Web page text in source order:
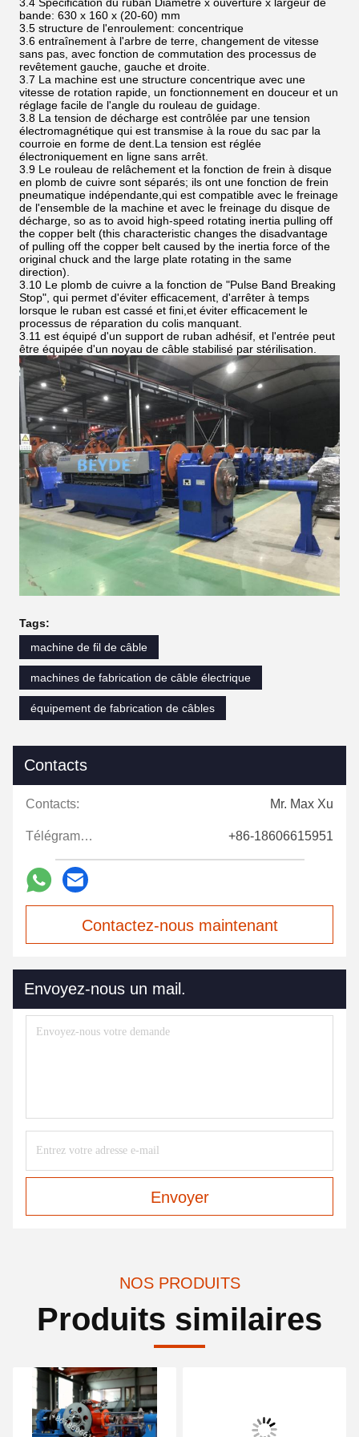
bande: 630 x 160 x (20-60) mm
3.5 structure de l'enroulement: concentrique
3.6 entraînement à l'arbre de terre, changement de vitesse
sans pas, avec fonction de commutation des processus de
revêtement gauche, gauche et droite.
3.7 La machine est une structure concentrique avec une
vitesse de rotation rapide, un fonctionnement en douceur et un
réglage facile de l'angle du rouleau de guidage.
3.8 La tension de décharge est contrôlée par une tension
électromagnétique qui est transmise à la roue du sac par la
courroie en forme de dent.La tension est réglée
électroniquement en ligne sans arrêt.
3.9 Le rouleau de relâchement et la fonction de frein à disque
en plomb de cuivre sont séparés; ils ont une fonction de frein
pneumatique indépendante,qui est compatible avec le freinage
de l'ensemble de la machine et avec le freinage du disque de
décharge, so as to avoid high-speed rotating inertia pulling off
the copper belt (this characteristic changes the disadvantage
of pulling off the copper belt caused by the inertia force of the
original chuck and the large plate rotating in the same
direction).
3.10 Le plomb de cuivre a la fonction de "Pulse Band Breaking
Stop", qui permet d'éviter efficacement, d'arrêter à temps
lorsque le ruban est cassé et fini,et éviter efficacement le
processus de réparation du colis manquant.
3.11 est équipé d'un support de ruban adhésif, et l'entrée peut
être équipée d'un noyau de câble stabilisé par stérilisation.
Tags:
machine de fil de câble
machines de fabrication de câble électrique
équipement de fabrication de câbles
Contacts
Contacts: Mr. Max Xu
Télégramme: +86-18606615951
Contactez-nous maintenant
Envoyez-nous un mail.
Envoyer
NOS PRODUITS
Produits similaires